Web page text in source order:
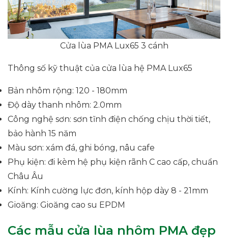
Cửa lùa PMA Lux65 3 cánh
Thông số kỹ thuật của cửa lùa hệ PMA Lux65
Bản nhôm rộng: 120 - 180mm
Độ dày thanh nhôm: 2.0mm
Công nghệ sơn: sơn tĩnh điện chống chịu thời tiết,
bảo hành 15 năm
Màu sơn: xám đá, ghi bóng, nâu cafe
Phụ kiện: đi kèm hệ phụ kiện rãnh C cao cấp, chuẩn
Châu Âu
Kính: Kính cường lực đơn, kính hộp dày 8 - 21mm
Gioăng: Gioăng cao su EPDM
Các mẫu cửa lùa nhôm PMA đẹp